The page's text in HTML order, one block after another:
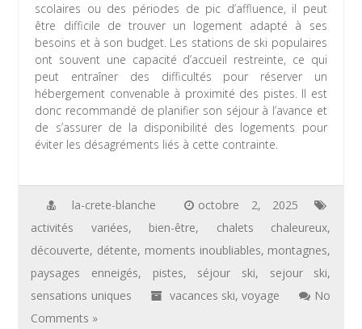
scolaires ou des périodes de pic d’affluence, il peut
être difficile de trouver un logement adapté à ses
besoins et à son budget. Les stations de ski populaires
ont souvent une capacité d’accueil restreinte, ce qui
peut entraîner des difficultés pour réserver un
hébergement convenable à proximité des pistes. Il est
donc recommandé de planifier son séjour à l’avance et
de s’assurer de la disponibilité des logements pour
éviter les désagréments liés à cette contrainte.
la-crete-blanche
octobre 2, 2025
activités variées, bien-être, chalets chaleureux,
découverte, détente, moments inoubliables, montagnes,
paysages enneigés, pistes, séjour ski, sejour ski,
sensations uniques
vacances ski,voyage
No
Comments »